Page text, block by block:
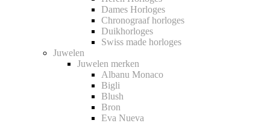
Dames Horloges
Chronograaf horloges
Duikhorloges
Swiss made horloges
Juwelen
Juwelen merken
Albanu Monaco
Bigli
Blush
Bron
Eva Nueva